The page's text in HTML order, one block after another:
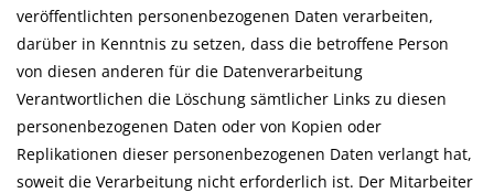
veröffentlichten personenbezogenen Daten verarbeiten,
darüber in Kenntnis zu setzen, dass die betroffene Person
von diesen anderen für die Datenverarbeitung
Verantwortlichen die Löschung sämtlicher Links zu diesen
personenbezogenen Daten oder von Kopien oder
Replikationen dieser personenbezogenen Daten verlangt hat,
soweit die Verarbeitung nicht erforderlich ist. Der Mitarbeiter